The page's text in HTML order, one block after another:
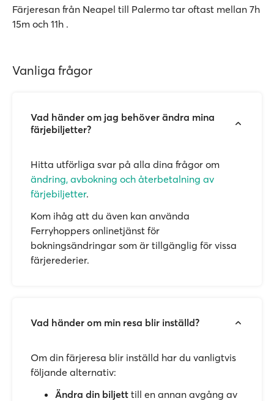
Färjeresan från Neapel till Palermo tar oftast mellan 7h
15m och 11h .
Vanliga frågor
Vad händer om jag behöver ändra mina
färjebiljetter?
Hitta utförliga svar på alla dina frågor om
ändring, avbokning och återbetalning av
färjebiljetter.
Kom ihåg att du även kan använda
Ferryhoppers onlinetjänst för
bokningsändringar som är tillgänglig för vissa
färjerederier.
Vad händer om min resa blir inställd?
Om din färjeresa blir inställd har du vanligtvis
följande alternativ:
Ändra din biljett till en annan avgång av